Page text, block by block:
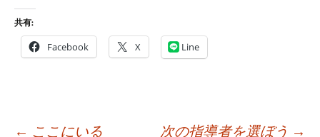
共有:
Facebook X Line
← ここにいる 次の指導者を選ぼう →